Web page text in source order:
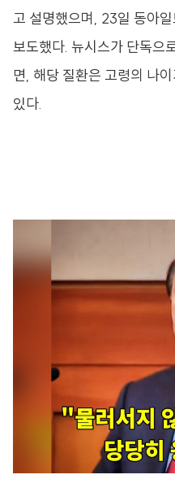
고 설명했으며, 23일 동아
보도했다. 뉴시스가 단독으
면, 해당 질환은 고령의 나
있다.